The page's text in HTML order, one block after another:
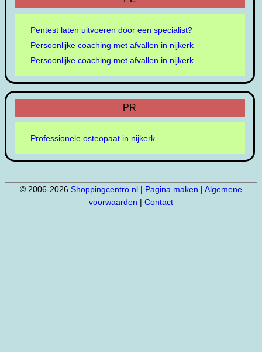
Pentest laten uitvoeren door een specialist?
Persoonlijke coaching met afvallen in nijkerk
Persoonlijke coaching met afvallen in nijkerk
PR
Professionele osteopaat in nijkerk
© 2006-2026 Shoppingcentro.nl | Pagina maken | Algemene
voorwaarden | Contact